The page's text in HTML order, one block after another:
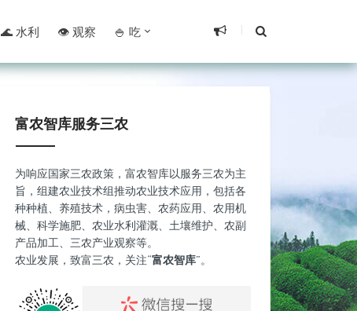
🌊 水利 👁️ 观察 🍚 吃
富农智库服务三农
为响应国家三农政策，富农智库以服务三农为主
旨，组建农业技术组推动农业技术应用，包括各
种种植、养殖技术，病虫害、农药应用、农用机
械、科学施肥、农业水利灌溉、土壤维护、农副
产品加工、三农产业观察等。
农业发展，致富三农，关注“富农智库”。